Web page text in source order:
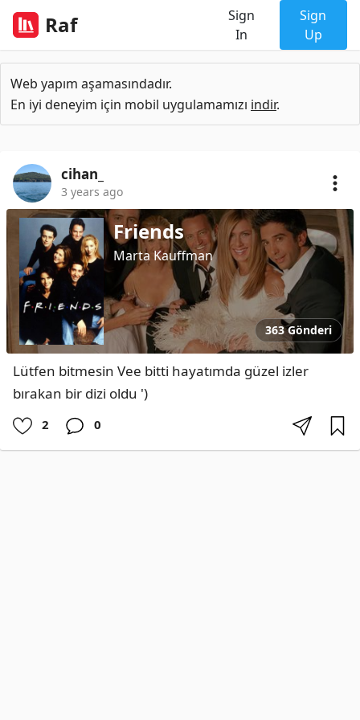
Raf
Sign
In
Sign
Up
Web yapım aşamasındadır.
En iyi deneyim için mobil uygulamamızı indir.
cihan_
3 years ago
Friends
Marta Kauffman
363 Gönderi
Lütfen bitmesin Vee bitti hayatımda güzel izler
bırakan bir dizi oldu ')
2 0